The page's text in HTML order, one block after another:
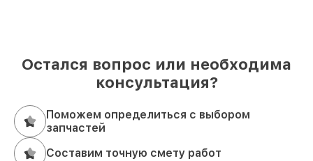
Остался вопрос или необходима
консультация?
Поможем определиться с выбором
запчастей
Составим точную смету работ